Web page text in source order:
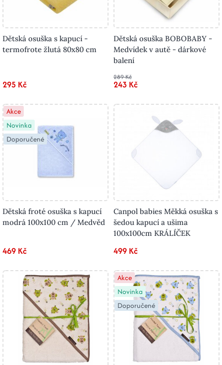
Dětská osuška s kapucí -
termofrote žlutá 80x80 cm
295 Kč
Dětská osuška BOBOBABY -
Medvídek v autě - dárkové
balení
289 Kč
243 Kč
Akce
Novinka
Doporučené
Dětská froté osuška s kapucí
modrá 100x100 cm / Medvěd
469 Kč
Canpol babies Měkká osuška s
šedou kapucí a ušima
100x100cm KRÁLÍČEK
499 Kč
Akce
Novinka
Doporučené